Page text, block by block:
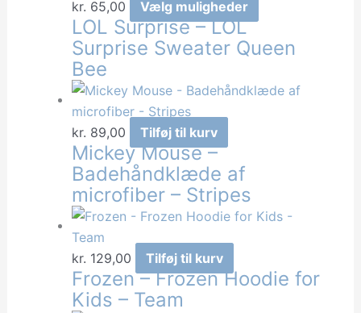
kr. 65,00 Vælg muligheder
vare
har
varianter.
LOL Surprise – LOL
Surprise Sweater Queen
Bee
kr. 89,00 Tilføj til kurv
Mickey Mouse –
Badehåndklæde af
microfiber – Stripes
kr. 129,00 Tilføj til kurv
Frozen – Frozen Hoodie for
Kids – Team